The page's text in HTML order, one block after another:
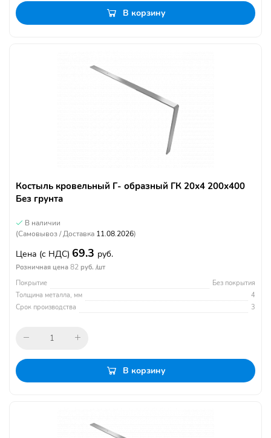
В корзину
Костыль кровельный Г- образный ГК 20х4 200х400
Без грунта
В наличии
(Самовывоз / Доставка 11.08.2026)
Цена (с НДС) 69.3 руб.
Розничная цена 82 руб. /шт
Покрытие
Без покрытия
Толщина металла, мм
4
Срок производства
3
В корзину